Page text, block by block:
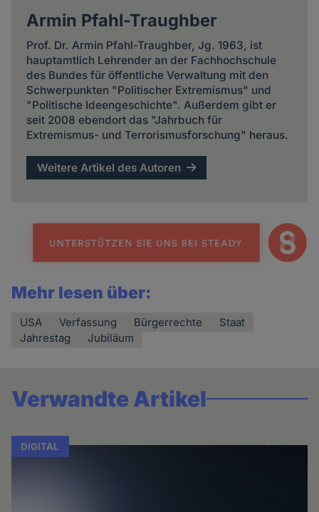
Armin Pfahl-Traughber
Prof. Dr. Armin Pfahl-Traughber, Jg. 1963, ist
hauptamtlich Lehrender an der Fachhochschule
des Bundes für öffentliche Verwaltung mit den
Schwerpunkten "Politischer Extremismus" und
"Politische Ideengeschichte". Außerdem gibt er
seit 2008 ebendort das "Jahrbuch für
Extremismus- und Terrorismusforschung" heraus.
Weitere Artikel des Autoren
Mehr lesen über:
USA Verfassung Bürgerrechte
Staat
Jahrestag
Jubiläum
Verwandte Artikel
DIGITAL